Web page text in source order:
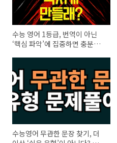
수능 영어 1등급, 번역이 아닌
‘핵심 파악’에 집중하면 충분합
수능영어 무관한 문장 찾기, 더